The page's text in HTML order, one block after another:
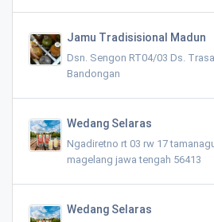
Jamu Tradisisional Madun
Dsn. Sengon RT04/03 Ds.
Bandongan
Wedang Selaras
Ngadiretno rt 03 rw 17
magelang jawa tengah 56413
Wedang Selaras